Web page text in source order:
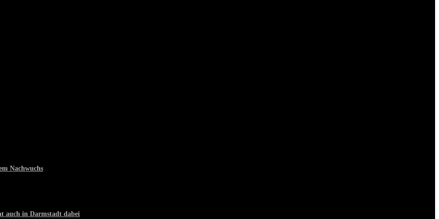
Nachwuchs
auch in Darmstadt dabei